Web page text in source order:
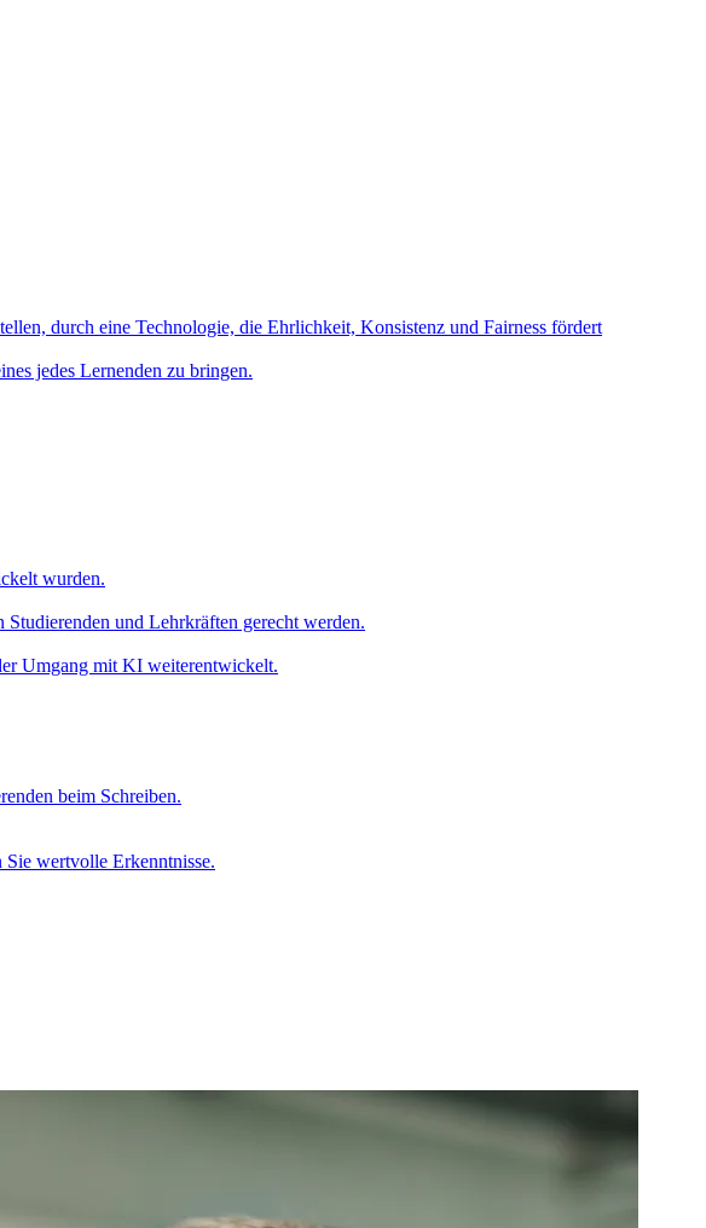
durch eine Technologie, die Ehrlichkeit, Konsistenz und Fairness fördert
jedes Lernenden zu bringen.
wurden.
und Lehrkräften gerecht werden.
Umgang mit KI weiterentwickelt.
beim Schreiben.
wertvolle Erkenntnisse.